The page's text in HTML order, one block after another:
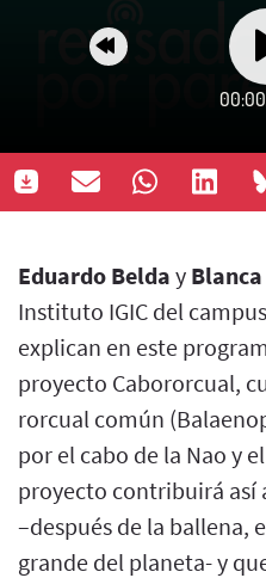
00:00
Eduardo Belda y
Instituto IGIC del
explican en este
proyecto Cabororcual,
rorcual común
por el cabo de la Nao y
proyecto contribuirá así
–después de la ballena,
grande del planeta- y